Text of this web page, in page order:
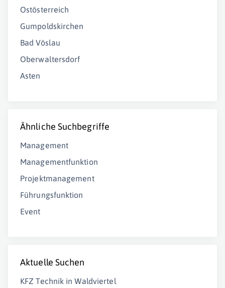
Ostösterreich
Gumpoldskirchen
Bad Vöslau
Oberwaltersdorf
Asten
Ähnliche Suchbegriffe
Management
Managementfunktion
Projektmanagement
Führungsfunktion
Event
Aktuelle Suchen
KFZ Technik in Waldviertel